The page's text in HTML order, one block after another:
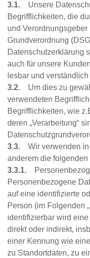
3.1. Unsere
Begrifflichkeiten, die
und
Grundverordnung
Datenschutzerklärung
auch für unsere
lesbar und verständlich
3.2. Um dies zu
verwendeten
Begrifflichkeiten, wie
deren „Verarbeitung“
3.3.
Wir verwenden
anderem die folgenden
3.3.1.
Personenbezogene
auf eine identifizierte
Person (im Folgenden
identifizierbar wird
direkt oder indirekt,
einer Kennung wie
zu Standortdaten, zu